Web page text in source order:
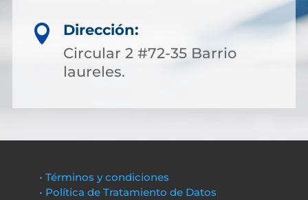

Dirección:
Circular 2 #72-35 Barrio
laureles.
• Términos y condiciones
• Política de Tratamiento de Datos